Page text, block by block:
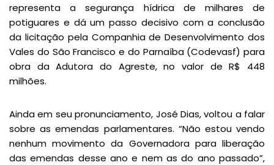
representa a segurança hídrica de milhares de
potiguares e dá um passo decisivo com a conclusão
da licitação pela Companhia de Desenvolvimento dos
Vales do São Francisco e do Parnaíba (Codevasf) para
obra da Adutora do Agreste, no valor de R$ 448
milhões.
Ainda em seu pronunciamento, José Dias, voltou a falar
sobre as emendas parlamentares. “Não estou vendo
nenhum movimento da Governadora para liberação
das emendas desse ano e nem as do ano passado”,